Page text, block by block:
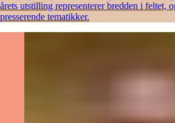
årets utstilling representerer bredden i feltet,
presserende tematikker.